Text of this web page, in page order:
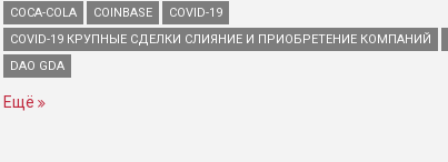
COCA-COLA
COINBASE
COVID-19
COVID-19 КРУПНЫЕ СДЕЛКИ СЛИЯНИЕ И ПРИОБРЕТЕНИЕ КОМПАНИЙ
DAO GDA
Ещё